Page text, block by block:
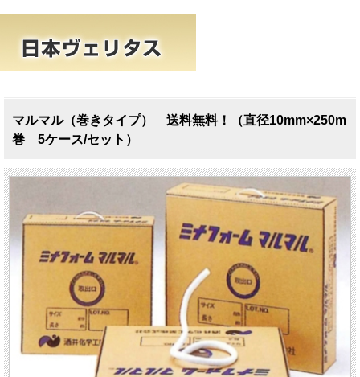
マルマル（巻きタイプ） 送料無料！（直径10mm×250m
巻 5ケース/セット）